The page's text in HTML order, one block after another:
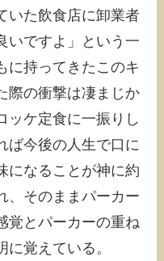
いた飲食店に卸業者
いですよ」という一
に持ってきたこのキ
際の衝撃は凄まじか
ッケ定食に一振りし
ば今後の人生で口に
になることが神に約
、そのままパーカー
覚とパーカーの重ね
覚えている。